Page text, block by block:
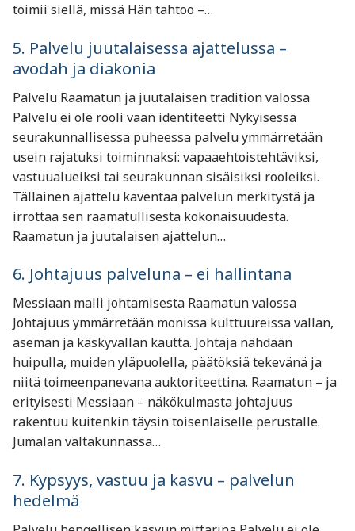
toimii siellä, missä Hän tahtoo –…
5. Palvelu juutalaisessa ajattelussa –
avodah ja diakonia
Palvelu Raamatun ja juutalaisen tradition valossa
Palvelu ei ole rooli vaan identiteetti Nykyisessä
seurakunnallisessa puheessa palvelu ymmärretään
usein rajatuksi toiminnaksi: vapaaehtoistehtäviksi,
vastuualueiksi tai seurakunnan sisäisiksi rooleiksi.
Tällainen ajattelu kaventaa palvelun merkitystä ja
irrottaa sen raamatullisesta kokonaisuudesta.
Raamatun ja juutalaisen ajattelun…
6. Johtajuus palveluna – ei hallintana
Messiaan malli johtamisesta Raamatun valossa
Johtajuus ymmärretään monissa kulttuureissa vallan,
aseman ja käskyvallan kautta. Johtaja nähdään
huipulla, muiden yläpuolella, päätöksiä tekevänä ja
niitä toimeenpanevana auktoriteettina. Raamatun – ja
erityisesti Messiaan – näkökulmasta johtajuus
rakentuu kuitenkin täysin toisenlaiselle perustalle.
Jumalan valtakunnassa…
7. Kypsyys, vastuu ja kasvu – palvelun
hedelmä